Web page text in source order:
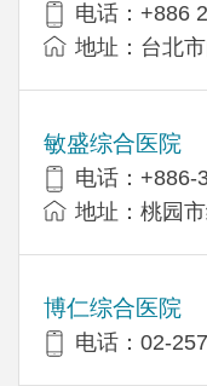
电话：+886
地址：台北
敏盛综合医院
电话：+886-
地址：桃园
博仁综合医院
电话：02-